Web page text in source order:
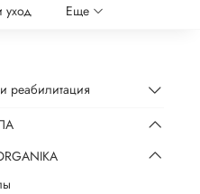
уход Еще
реабилитация